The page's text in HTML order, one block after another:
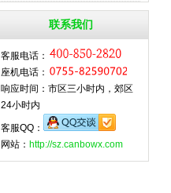
联系我们
客服电话：
座机电话：
响应时间：市区三小时内，郊区
24小时内
客服QQ：
网站： http://sz.canbowx.com